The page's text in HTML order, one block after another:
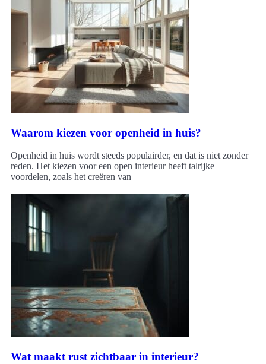
Waarom kiezen voor openheid in huis?
Openheid in huis wordt steeds populairder, en dat is niet zonder
reden. Het kiezen voor een open interieur heeft talrijke
voordelen, zoals het creëren van
Wat maakt rust zichtbaar in interieur?